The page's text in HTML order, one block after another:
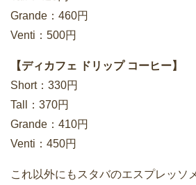
Grande：460円
Venti：500円
【ディカフェ ドリップ コーヒー】
Short：330円
Tall：370円
Grande：410円
Venti：450円
これ以外にもスタバのエスプレッソ